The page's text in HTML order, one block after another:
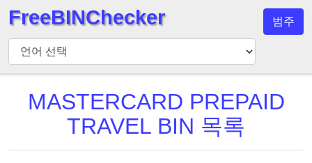
BIN
검
사
색
FreeBINChecker 범주
MASTERCARD PREPAID
TRAVEL BIN 목록